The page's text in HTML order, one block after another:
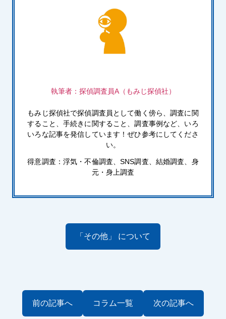
執筆者：探偵調査員A（もみじ探偵社）
もみじ探偵社で探偵調査員として働く傍ら、調査に関
すること、手続きに関すること、調査事例など、いろ
いろな記事を発信しています！ぜひ参考にしてくださ
い。
得意調査：浮気・不倫調査、SNS調査、結婚調査、身
元・身上調査
「その他」 について
前の記事へ コラム一覧 次の記事へ